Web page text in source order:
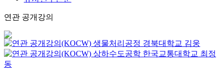
연관 공개강의
생물처리공정 경북대학교 김웅
상하수도공학 한국교통대학교 최정
동